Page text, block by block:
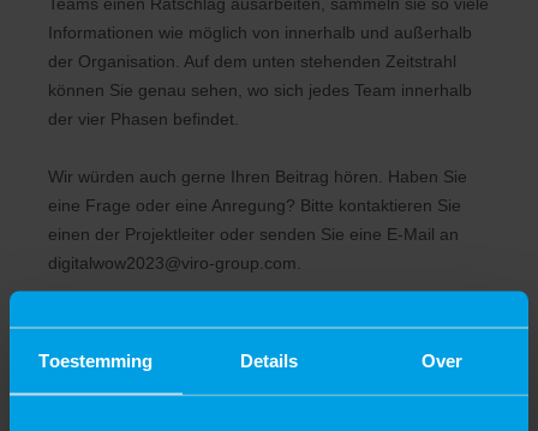
Toestemming Details Over
Informationen wie möglich von innerhalb und außerhalb
der Organisation. Auf dem unten stehenden Zeitstrahl
können Sie genau sehen, wo sich jedes Team innerhalb
der vier Phasen befindet.
Wir würden auch gerne Ihren Beitrag hören. Haben Sie
eine Frage oder eine Anregung? Bitte kontaktieren Sie
einen der Projektleiter oder senden Sie eine E-Mail an
digitalwow2023@viro-group.com